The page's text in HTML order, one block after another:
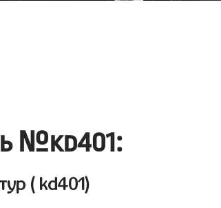
№kd401:
( kd401)